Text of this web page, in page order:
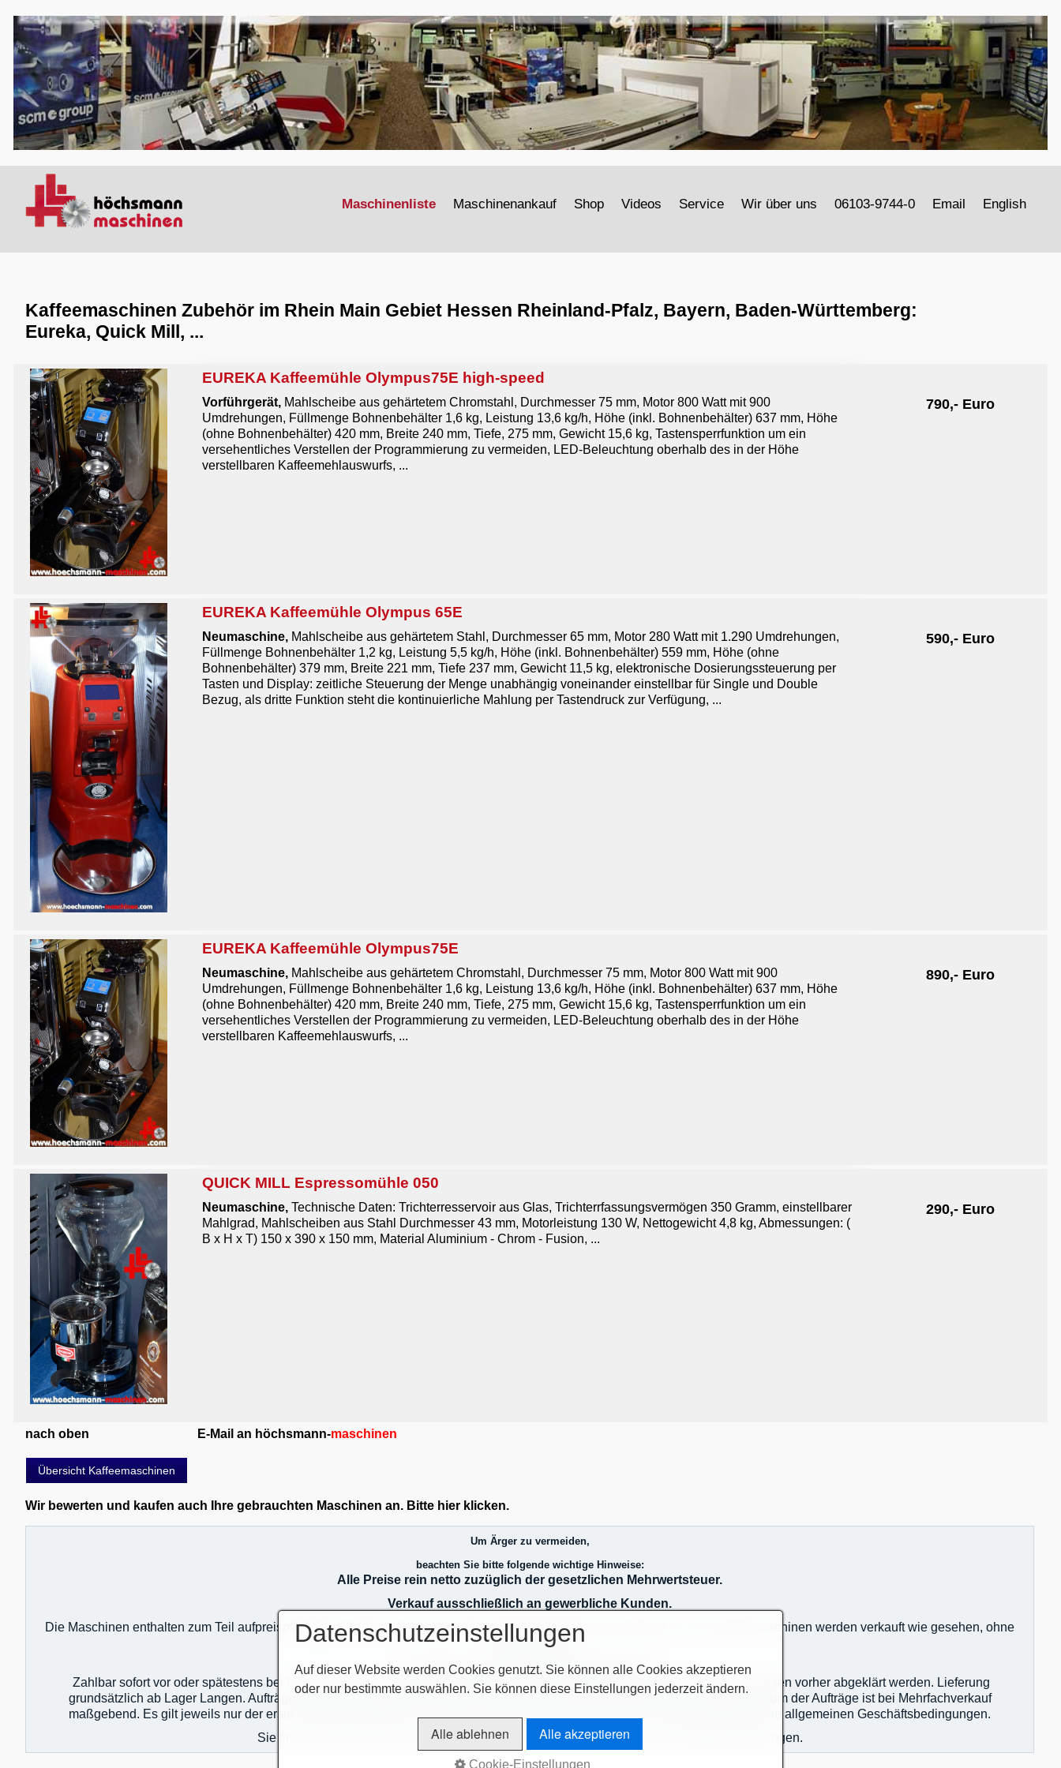
.
Maschinenliste Maschinenankauf Shop Videos Service Wir über uns 06103-9744-0 Email English
Kaffeemaschinen Zubehör im Rhein Main Gebiet Hessen Rheinland-Pfalz, Bayern, Baden-Württemberg:
Eureka, Quick Mill, ...
EUREKA Kaffeemühle Olympus75E high-speed
Vorführgerät, Mahlscheibe aus gehärtetem Chromstahl, Durchmesser 75 mm, Motor 800 Watt mit 900
Umdrehungen, Füllmenge Bohnenbehälter 1,6 kg, Leistung 13,6 kg/h, Höhe (inkl. Bohnenbehälter) 637 mm, Höhe
(ohne Bohnenbehälter) 420 mm, Breite 240 mm, Tiefe, 275 mm, Gewicht 15,6 kg, Tastensperrfunktion um ein
versehentliches Verstellen der Programmierung zu vermeiden, LED-Beleuchtung oberhalb des in der Höhe
verstellbaren Kaffeemehlauswurfs, ...
790,- Euro
EUREKA Kaffeemühle Olympus 65E
Neumaschine, Mahlscheibe aus gehärtetem Stahl, Durchmesser 65 mm, Motor 280 Watt mit 1.290 Umdrehungen,
Füllmenge Bohnenbehälter 1,2 kg, Leistung 5,5 kg/h, Höhe (inkl. Bohnenbehälter) 559 mm, Höhe (ohne
Bohnenbehälter) 379 mm, Breite 221 mm, Tiefe 237 mm, Gewicht 11,5 kg, elektronische Dosierungssteuerung per
Tasten und Display: zeitliche Steuerung der Menge unabhängig voneinander einstellbar für Single und Double
Bezug, als dritte Funktion steht die kontinuierliche Mahlung per Tastendruck zur Verfügung, ...
590,- Euro
EUREKA Kaffeemühle Olympus75E
Neumaschine, Mahlscheibe aus gehärtetem Chromstahl, Durchmesser 75 mm, Motor 800 Watt mit 900
Umdrehungen, Füllmenge Bohnenbehälter 1,6 kg, Leistung 13,6 kg/h, Höhe (inkl. Bohnenbehälter) 637 mm, Höhe
(ohne Bohnenbehälter) 420 mm, Breite 240 mm, Tiefe, 275 mm, Gewicht 15,6 kg, Tastensperrfunktion um ein
versehentliches Verstellen der Programmierung zu vermeiden, LED-Beleuchtung oberhalb des in der Höhe
verstellbaren Kaffeemehlauswurfs, ...
890,- Euro
QUICK MILL Espressomühle 050
Neumaschine,Technische Daten: Trichterresservoir aus Glas, Trichterrfassungsvermögen 350 Gramm, einstellbarer
Mahlgrad, Mahlscheiben aus Stahl Durchmesser 43 mm, Motorleistung 130 W, Nettogewicht 4,8 kg, Abmessungen: (
B x H x T) 150 x 390 x 150 mm, Material Aluminium - Chrom - Fusion, ...
290,- Euro
nach oben E-Mail an höchsmann-maschinen
Übersicht Kaffeemaschinen
Wir bewerten und kaufen auch Ihre gebrauchten Maschinen an. Bitte hier klicken.
Um Ärger zu vermeiden,
beachten Sie bitte folgende wichtige Hinweise:
Alle Preise rein netto zuzüglich der gesetzlichen Mehrwertsteuer.
Verkauf ausschließlich an gewerbliche Kunden.
Die Maschinen enthalten zum Teil aufpreispflichtiges Zubehör. Reservierungen nur mit Anzahlung. Alle Gebraucht- und Vorführmaschinen werden verkauft wie gesehen, ohne
Gewährleistung.
Es gelten nur schriftliche Vereinbarungen.
Zahlbar sofort vor oder spätestens bei Lieferung oder durch Leasing (nach Absprache). Liefertechnische Schwierigkeiten müssen vorher abgeklärt werden. Lieferung
grundsätzlich ab Lager Langen. Aufträge sind unter Vorbehalt, und werden von der Geschäftsleitung geprüft. Das Eingangsdatum der Aufträge ist bei Mehrfachverkauf
maßgebend. Es gilt jeweils nur der erste Auftrag! Auslieferung erst nach zahlungstechnischer Klärung! Im Übrigen gelten unsere allgemeinen Geschäftsbedingungen.
Sie finden unsere AGB`s auf unserer Homepage im Netz oder auf unseren Auftragsbestätigungen.
Datenschutzeinstellungen
Auf dieser Website werden Cookies genutzt. Sie können alle Cookies akzeptieren
oder nur bestimmte auswählen. Sie können diese Einstellungen jederzeit ändern.
Alle ablehnen Alle akzeptieren
Cookie-Einstellungen